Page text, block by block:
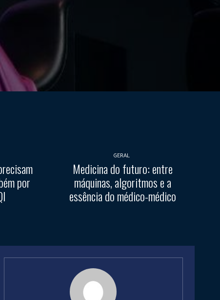
por
GERAL
Medicina do futuro: entre
máquinas, algoritmos e a
essência do médico-médico